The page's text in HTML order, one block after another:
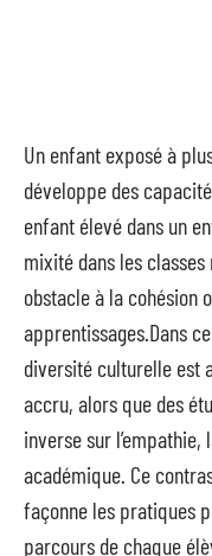
Un enfant exposé à
développe des
enfant élevé dans un
mixité dans les
obstacle à la cohésion
apprentissages.Dans
diversité culturelle est
accru, alors que des
inverse sur
académique. Ce
façonne les pratiques
parcours de chaque